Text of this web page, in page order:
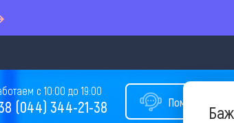
Помощь в
с 10:00 до 19:00
(044) 344-21-38